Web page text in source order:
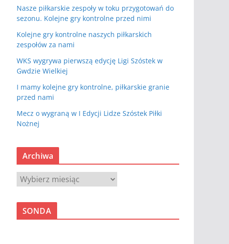
Nasze piłkarskie zespoły w toku przygotowań do
sezonu. Kolejne gry kontrolne przed nimi
Kolejne gry kontrolne naszych piłkarskich
zespołów za nami
WKS wygrywa pierwszą edycję Ligi Szóstek w
Gwdzie Wielkiej
I mamy kolejne gry kontrolne, piłkarskie granie
przed nami
Mecz o wygraną w I Edycji Lidze Szóstek Piłki
Nożnej
Archiwa
A
c
SONDA